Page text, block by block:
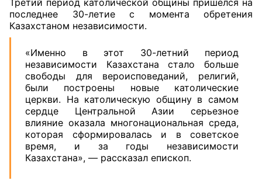
Третий период католической общины пришелся на
последнее 30-летие с момента обретения
Казахстаном независимости.
«Именно в этот 30-летний период
независимости Казахстана стало больше
свободы для вероисповеданий, религий,
были построены новые католические
церкви. На католическую общину в самом
сердце Центральной Азии серьезное
влияние оказала многонациональная среда,
которая сформировалась и в советское
время, и за годы независимости
Казахстана», — рассказал епископ.